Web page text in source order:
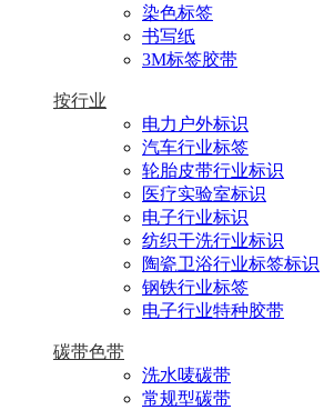
染色标签
书写纸
3M标签胶带
按行业
电力户外标识
汽车行业标签
轮胎皮带行业标识
医疗实验室标识
电子行业标识
纺织干洗行业标识
陶瓷卫浴行业标签标识
钢铁行业标签
电子行业特种胶带
碳带色带
洗水唛碳带
常规型碳带